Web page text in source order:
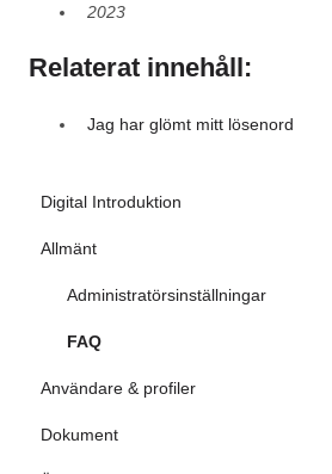
2023
Relaterat innehåll:
Jag har glömt mitt lösenord
Digital Introduktion
1. Inledning
2. Skapa grunden
3. Dokument
4. Ärende
5. Sök i AM System
Allmänt
Administratörsinställningar
FAQ
Användare & profiler
Administrera användare
Dokument